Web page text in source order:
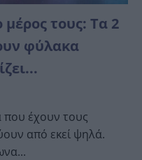
τους: Τα 2
φύλακα
που έχουν τους
από εκεί ψηλά.